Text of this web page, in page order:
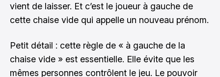
vient de laisser. Et c’est le joueur à gauche de
cette chaise vide qui appelle un nouveau prénom.
Petit détail : cette règle de « à gauche de la
chaise vide » est essentielle. Elle évite que les
mêmes personnes contrôlent le jeu. Le pouvoir